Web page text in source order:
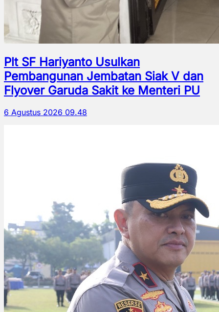
Plt SF Hariyanto Usulkan
Pembangunan Jembatan Siak V dan
Flyover Garuda Sakit ke Menteri PU
6 Agustus 2026 09.48